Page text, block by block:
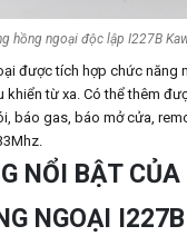
hồng ngoại độc lập I227B
được tích hợp chức năng
khiển từ xa. Có thể thêm
báo gas, báo mở cửa,
NỔI BẬT CỦA
NGOẠI I227B